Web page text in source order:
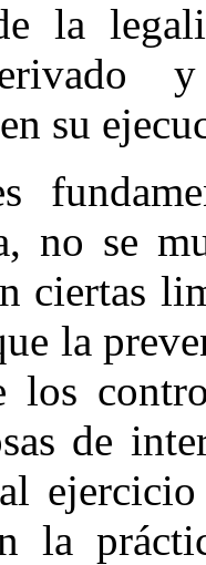
la
su
no se
ciertas
la
de
la